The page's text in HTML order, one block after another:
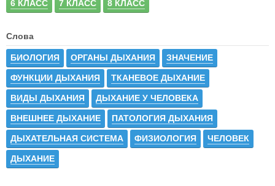
6 КЛАСС 7 КЛАСС 8 КЛАСС
Слова
БИОЛОГИЯ ОРГАНЫ ДЫХАНИЯ ЗНАЧЕНИЕ
ФУНКЦИИ ДЫХАНИЯ ТКАНЕВОЕ ДЫХАНИЕ
ВИДЫ ДЫХАНИЯ ДЫХАНИЕ У ЧЕЛОВЕКА
ВНЕШНЕЕ ДЫХАНИЕ ПАТОЛОГИЯ ДЫХАНИЯ
ДЫХАТЕЛЬНАЯ СИСТЕМА ФИЗИОЛОГИЯ ЧЕЛОВЕК
ДЫХАНИЕ